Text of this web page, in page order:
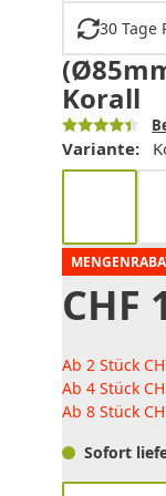
30 Tage
Korall
Variante:
CHF
Ab 2 Stück
Ab 4 Stück
Ab 8 Stück
Sofort